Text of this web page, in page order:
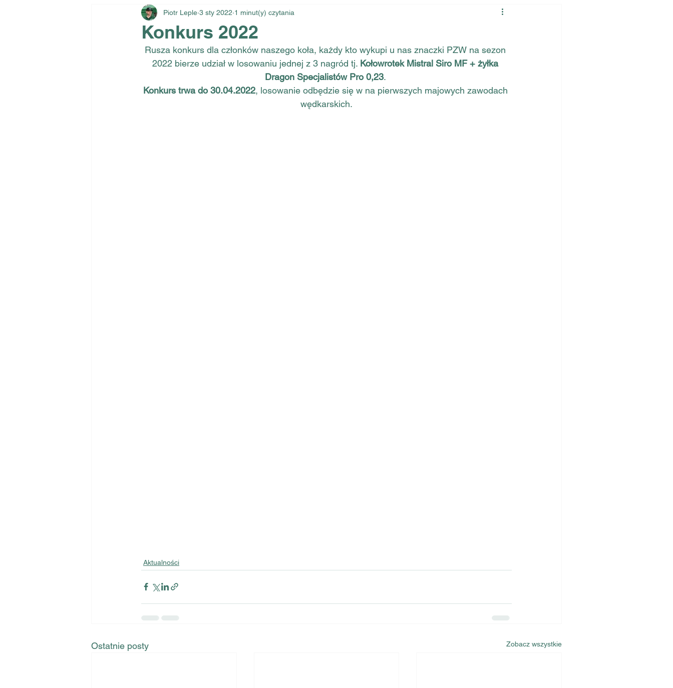
Konkurs 2022
Piotr Leple 3 sty 2022 1 minut(y) czytania
Rusza konkurs dla członków naszego koła, każdy kto wykupi u nas znaczki PZW na sezon
2022 bierze udział w losowaniu jednej z 3 nagród tj. Kołowrotek Mistral Siro MF + żyłka
Dragon Specjalistów Pro 0,23.
Konkurs trwa do 30.04.2022, losowanie odbędzie się w na pierwszych majowych zawodach
wędkarskich.
Aktualności
Ostatnie posty Zobacz wszystkie